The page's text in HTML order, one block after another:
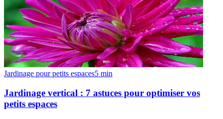
Jardinage pour petits espaces5 min
Jardinage vertical : 7 astuces pour optimiser vos
petits espaces